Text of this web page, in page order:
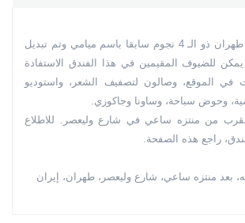
يُعرف فندق سيمرغ طهران ذو الـ 4 نجوم سابقا باسم ميامي وتم تبديل
للضيوف المقيمين في هذا الفندق الاستفادة
في الموقع، وصالون لتصفيف الشعر، واستوديو
وحوض سباحة، وساونا وجاكوزي.
من منتزه ساعي في شارع وليعصر. للاطلاع
راجع هذه الصفحة.
بعد منتزه ساعي، شارع وليعصر، طهران، إيران